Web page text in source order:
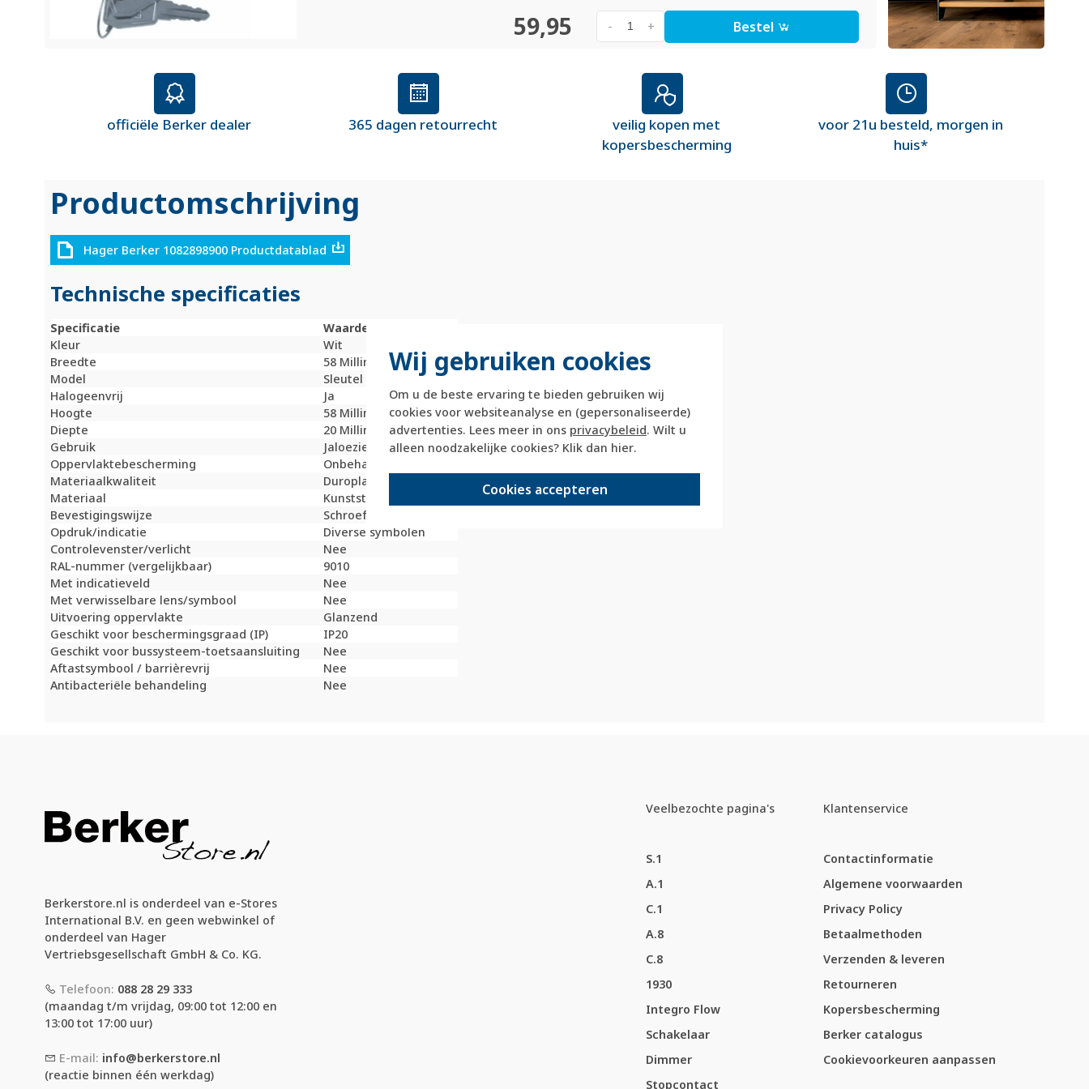
Wij gebruiken cookies
Om u de beste ervaring te bieden gebruiken wij
cookies voor websiteanalyse en (gepersonaliseerde)
advertenties. Lees meer in ons privacybeleid. Wilt u
alleen noodzakelijke cookies? Klik dan hier.
Cookies accepteren
59,95 +
- Bestel
officiële Berker dealer 365 dagen retourrecht
veilig kopen met
kopersbescherming
voor 21u besteld, morgen in
huis*
Productomschrijving
Hager Berker 1082898900 Productdatablad
Technische specificaties
Specificatie
Waarde
Kleur
Wit
Breedte
58 Millimeter (mm)
Model
Sleutel
Halogeenvrij
Ja
Hoogte
58 Millimeter (mm)
Diepte
20 Millimeter (mm)
Gebruik
Jaloezie
Oppervlaktebescherming
Onbehandeld
Materiaalkwaliteit
Duroplast
Materiaal
Kunststof
Bevestigingswijze
Schroefbevestiging
Opdruk/indicatie
Diverse symbolen
Controlevenster/verlicht
Nee
RAL-nummer (vergelijkbaar)
9010
Met indicatieveld
Nee
Met verwisselbare lens/symbool
Nee
Uitvoering oppervlakte
Glanzend
Geschikt voor beschermingsgraad (IP)
IP20
Geschikt voor bussysteem-toetsaansluiting
Nee
Aftastsymbool / barrièrevrij
Nee
Antibacteriële behandeling
Nee
Berkerstore.nl is onderdeel van e-Stores
International B.V. en geen webwinkel of
onderdeel van Hager
Vertriebsgesellschaft GmbH & Co. KG.
Telefoon: 088 28 29 333
(maandag t/m vrijdag, 09:00 tot 12:00 en
13:00 tot 17:00 uur)
E-mail: info@berkerstore.nl
(reactie binnen één werkdag)
Veelbezochte pagina's
S.1
A.1
C.1
A.8
C.8
1930
Integro Flow
Schakelaar
Dimmer
Stopcontact
Klantenservice
Contactinformatie
Algemene voorwaarden
Privacy Policy
Betaalmethoden
Verzenden & leveren
Retourneren
Kopersbescherming
Berker catalogus
Cookievoorkeuren aanpassen